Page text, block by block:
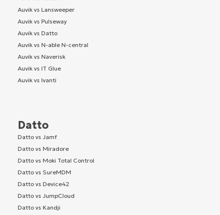
Auvik vs Lansweeper
Auvik vs Pulseway
Auvik vs Datto
Auvik vs N-able N-central
Auvik vs Naverisk
Auvik vs IT Glue
Auvik vs Ivanti
Datto
Datto vs Jamf
Datto vs Miradore
Datto vs Moki Total Control
Datto vs SureMDM
Datto vs Device42
Datto vs JumpCloud
Datto vs Kandji